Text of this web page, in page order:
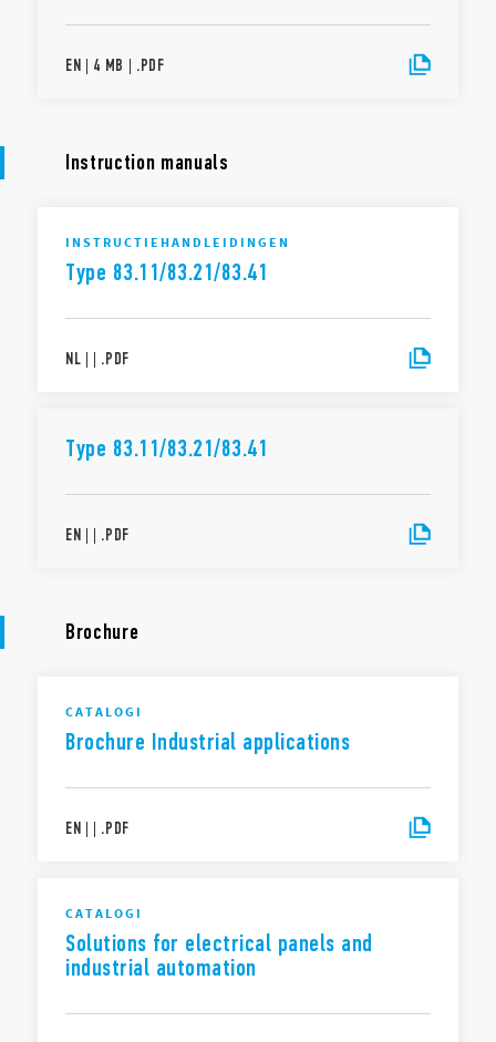
EN | 4 MB | .PDF
Instruction manuals
INSTRUCTIEHANDLEIDINGEN
Type 83.11/83.21/83.41
NL | | .PDF
Type 83.11/83.21/83.41
EN | | .PDF
Brochure
CATALOGI
Brochure Industrial applications
EN | | .PDF
CATALOGI
Solutions for electrical panels and
industrial automation